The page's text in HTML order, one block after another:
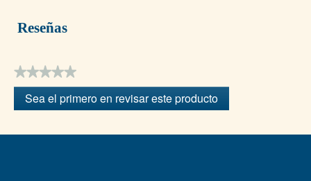
Reseñas
★★★★★
Sin
puntuación
Sea el primero en revisar este producto
.
esta